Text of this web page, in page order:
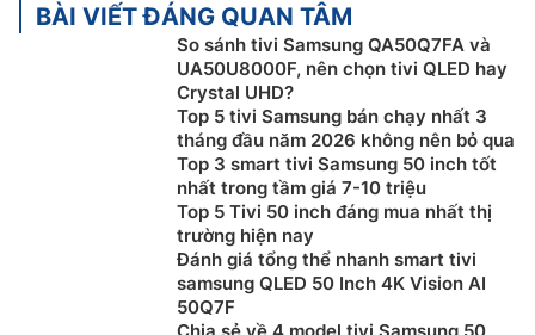
điều kỳ diệu. Smart tivi Samsung 50 inch 4K
QA50Q7FAAKXXV của bạn sẽ tự động tạo ra những
hình ảnh độc đáo, giúp thay đổi bầu không khí tổ ấm
theo phong cách riêng của bạn.
BÀI VIẾT ĐÁNG QUAN TÂM
So sánh tivi Samsung QA50Q7FA và
UA50U8000F, nên chọn tivi QLED hay
Crystal UHD?
Top 5 tivi Samsung bán chạy nhất 3
tháng đầu năm 2026 không nên bỏ qua
Top 3 smart tivi Samsung 50 inch tốt
nhất trong tầm giá 7-10 triệu
Top 5 Tivi 50 inch đáng mua nhất thị
trường hiện nay
Đánh giá tổng thể nhanh smart tivi
samsung QLED 50 Inch 4K Vision AI
50Q7F
Chia sẻ về 4 model tivi Samsung 50